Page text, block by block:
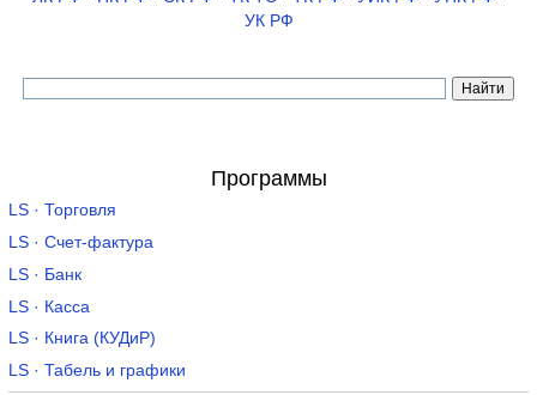
УК РФ
Программы
LS · Торговля
LS · Счет-фактура
LS · Банк
LS · Касса
LS · Книга (КУДиР)
LS · Табель и графики